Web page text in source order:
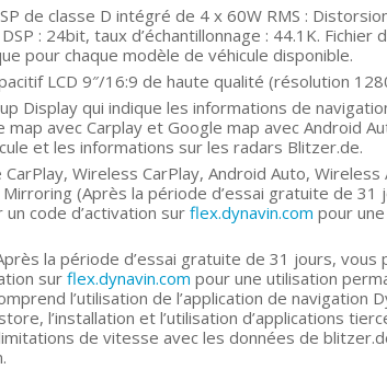
de classe D intégré de 4 x 60W RMS :
: 24bit, taux d’échantillonnage : 44.1K. Fichier
pour chaque modèle de véhicule disponible.
LCD 9″/16:9 de haute qualité (résolution
Display qui indique les informations de
map avec Carplay et Google map avec Android
et les informations sur les radars Blitzer.de.
Wireless CarPlay, Android Auto,
(Après la période d’essai gratuite de 31
code d’activation surflex.dynavin.com pour
la période d’essai gratuite de 31 jours, vous
surflex.dynavin.com pour une utilisation
l’utilisation de l’application de navigation
l’installation et l’utilisation d’applications
de vitesse avec les données de